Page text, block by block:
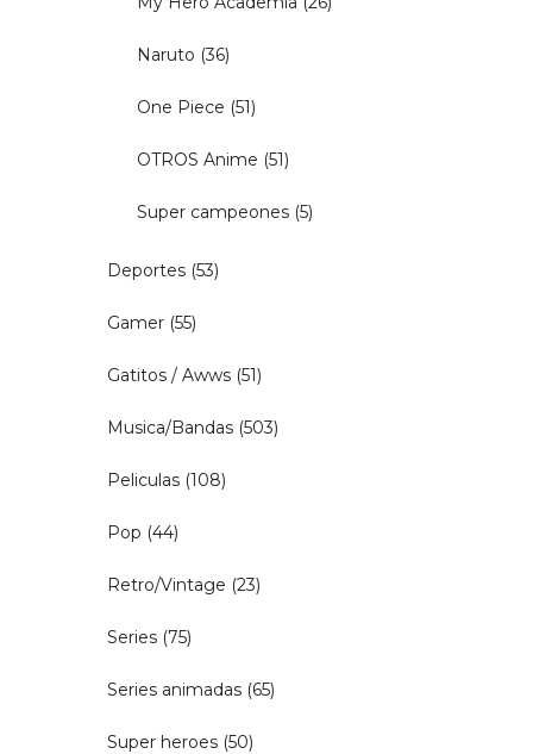
Naruto (36)
One Piece (51)
OTROS Anime (51)
Super campeones (5)
Deportes (53)
Gamer (55)
Gatitos / Awws (51)
Musica/Bandas (503)
Peliculas (108)
Pop (44)
Retro/Vintage (23)
Series (75)
Series animadas (65)
Super heroes (50)